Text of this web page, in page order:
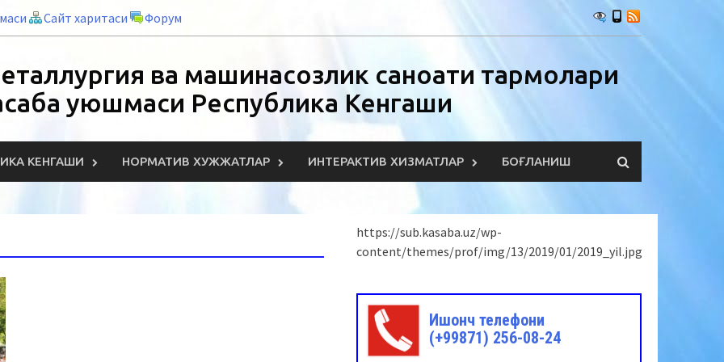
Сайт харитаси Форум
ва машинасозлик саноати тармоқлари
уюшмаси Республика Кенгаши
КЕНГАШИ НОРМАТИВ ХУЖЖАТЛАР ИНТЕРАКТИВ ХИЗМАТЛАР БОҒЛАНИШ
https://sub.kasaba.uz/wp-
content/themes/prof/img/13/2019/01/2019_yil.jpg
Ишонч телефони
(+99871) 256-08-24